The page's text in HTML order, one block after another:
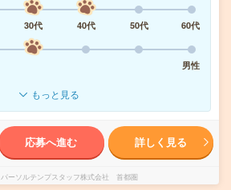
30代 40代 50代
60代
男性
もっと見る
応募へ進む 詳しく見る
パーソルテンプスタッフ株式会社 首都圏